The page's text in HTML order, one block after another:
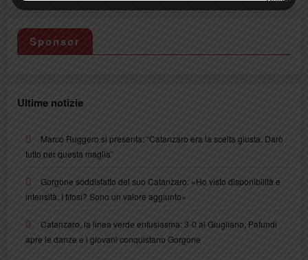
Sponsor
Ultime notizie
Marco Ruggero si presenta: “Catanzaro era la scelta giusta. Darò
tutto per questa maglia”
Gorgone soddisfatto del suo Catanzaro: «Ho visto disponibilità e
intensità. I tifosi? Sono un valore aggiunto»
Catanzaro, la linea verde entusiasma: 3-0 al Giugliano, Pafundi
apre le danze e i giovani conquistano Gorgone